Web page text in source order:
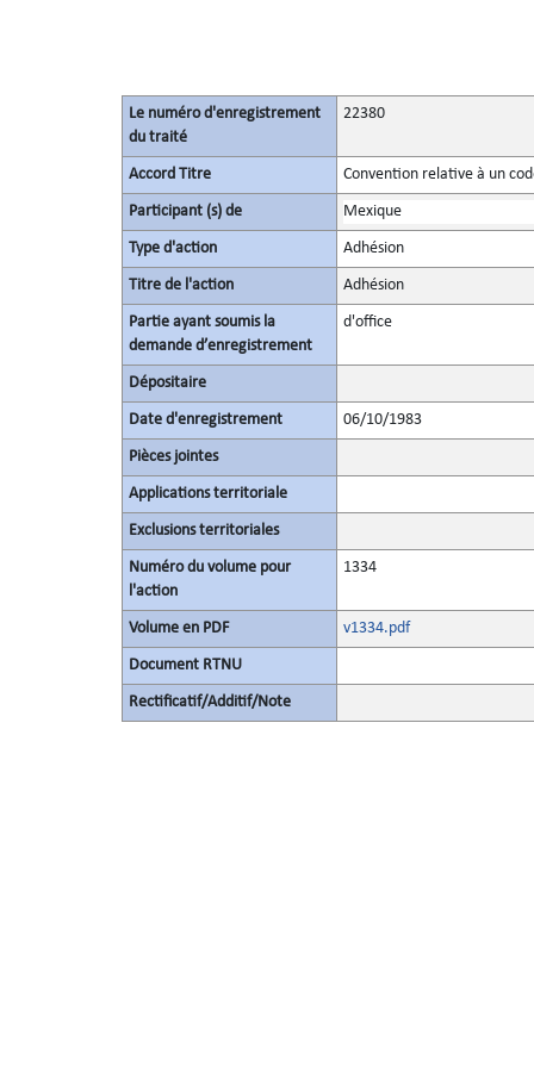
Le numéro d'enregistrement
du traité
22380
Accord Titre Convention relative à un
Participant (s) de Mexique
Type d'action Adhésion
Titre de l'action Adhésion
Partie ayant soumis la
demande d’enregistrement
d'office
Dépositaire
Date d'enregistrement 06/10/1983
Pièces jointes
Applications territoriale
Exclusions territoriales
Numéro du volume pour
l'action
1334
Volume en PDF v1334.pdf
Document RTNU
Rectificatif/Additif/Note